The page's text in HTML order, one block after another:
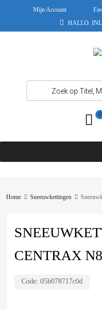
Mijn Account
HALLO.
0
Home Sneeuwkettingen
CENTRAX
Code: 05b078717c0d